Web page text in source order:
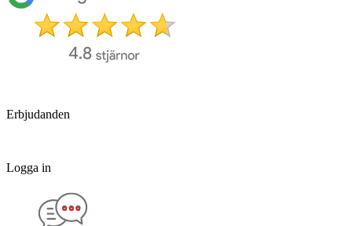
Erbjudanden
Logga in